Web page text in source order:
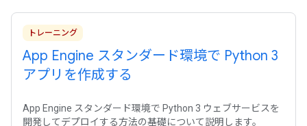
トレーニング
App Engine スタンダード環境で Python 3
アプリを作成する
App Engine スタンダード環境で Python 3 ウェブサービスを
開発してデプロイする方法の基礎について説明します。